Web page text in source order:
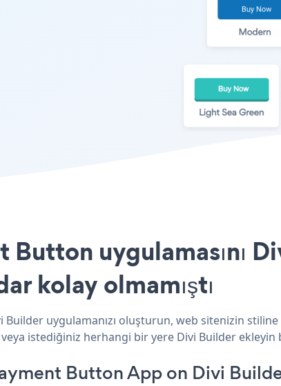
Button uygulamasını
kolay olmamıştı
uygulamanızı oluşturun, web sitenizin
istediğiniz herhangi bir yere Divi Builder ekleyin
Button App on Divi